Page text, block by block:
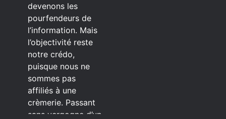
devenons les
pourfendeurs de
l’information. Mais
l’objectivité reste
notre crédo,
puisque nous ne
sommes pas
affiliés à une
crèmerie. Passant
sans vergogne d’un